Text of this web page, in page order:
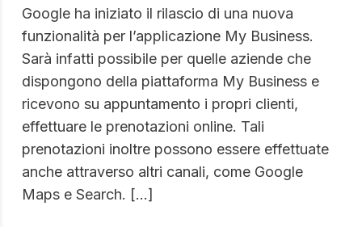
Google ha iniziato il rilascio di una nuova
funzionalità per l’applicazione My Business.
Sarà infatti possibile per quelle aziende che
dispongono della piattaforma My Business e
ricevono su appuntamento i propri clienti,
effettuare le prenotazioni online. Tali
prenotazioni inoltre possono essere effettuate
anche attraverso altri canali, come Google
Maps e Search. […]